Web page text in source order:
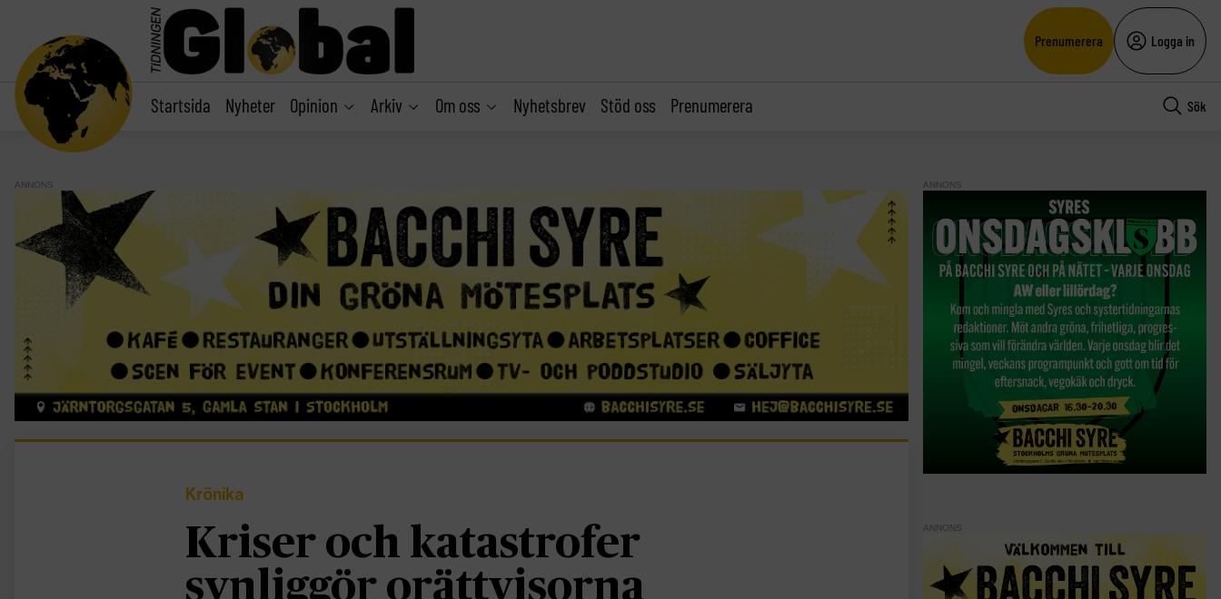
Prenumerera Logga in
Startsida Nyheter Opinion Arkiv Om oss Nyhetsbrev Stöd oss Prenumerera Sök
ANNONS
Krönika
Kriser och katastrofer
synliggör orättvisorna
ANNONS
ANNONS